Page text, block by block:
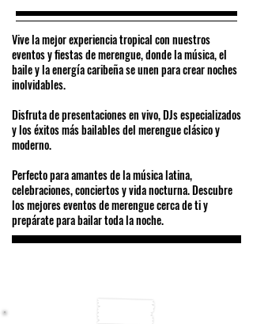
Vive la mejor experiencia tropical con nuestros
eventos y fiestas de merengue, donde la música, el
baile y la energía caribeña se unen para crear noches
inolvidables.
Disfruta de presentaciones en vivo, DJs especializados
y los éxitos más bailables del merengue clásico y
moderno.
Perfecto para amantes de la música latina,
celebraciones, conciertos y vida nocturna. Descubre
los mejores eventos de merengue cerca de ti y
prepárate para bailar toda la noche.